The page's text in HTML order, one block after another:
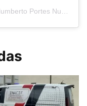
Una publicación compartida de Felix Humberto Portes Nuñez (@felixportes)